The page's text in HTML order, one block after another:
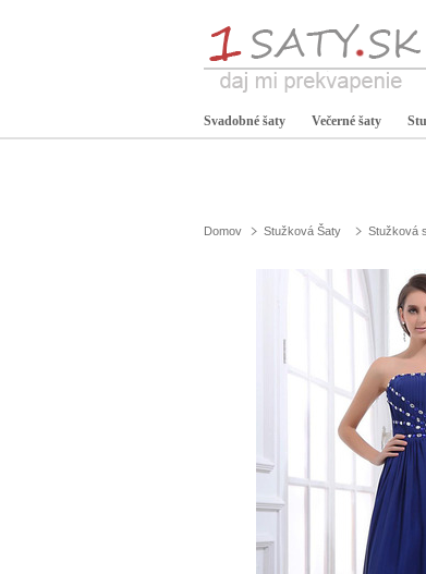
Svadobné šaty Večerné šaty
Domov Stužková Šaty Stužková